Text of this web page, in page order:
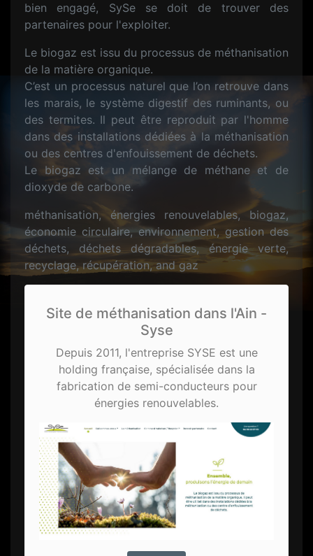
bien engagé, SySe se doit de trouver des
partenaires pour l'exploiter.
Le biogaz est issu du processus de méthanisation
de la matière organique.
C’est un processus naturel que l’on retrouve dans
les marais, le système digestif des ruminants, ou
des termites. Il peut être reproduit par l'homme
dans des installations dédiées à la méthanisation
ou des centres d'enfouissement de déchets.
Le biogaz est un mélange de méthane et de
dioxyde de carbone.
méthanisation, énergies renouvelables, biogaz,
économie circulaire, environnement, gestion des
déchets, déchets dégradables, énergie verte,
recyclage, récupération, and gaz
Site de méthanisation dans l'Ain -
Syse
Depuis 2011, l'entreprise SYSE est une
holding française, spécialisée dans la
fabrication de semi-conducteurs pour
énergies renouvelables.